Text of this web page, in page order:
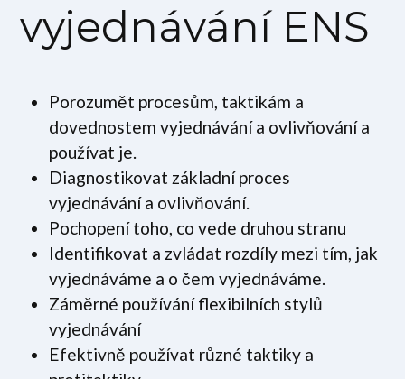
vyjednávání ENS
Porozumět procesům, taktikám a
dovednostem vyjednávání a ovlivňování a
používat je.
Diagnostikovat základní proces
vyjednávání a ovlivňování.
Pochopení toho, co vede druhou stranu
Identifikovat a zvládat rozdíly mezi tím, jak
vyjednáváme a o čem vyjednáváme.
Záměrné používání flexibilních stylů
vyjednávání
Efektivně používat různé taktiky a